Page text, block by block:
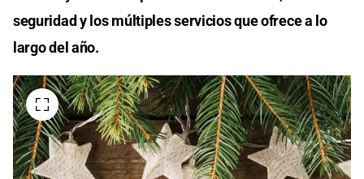
seguridad y los múltiples servicios que ofrece a lo
largo del año.